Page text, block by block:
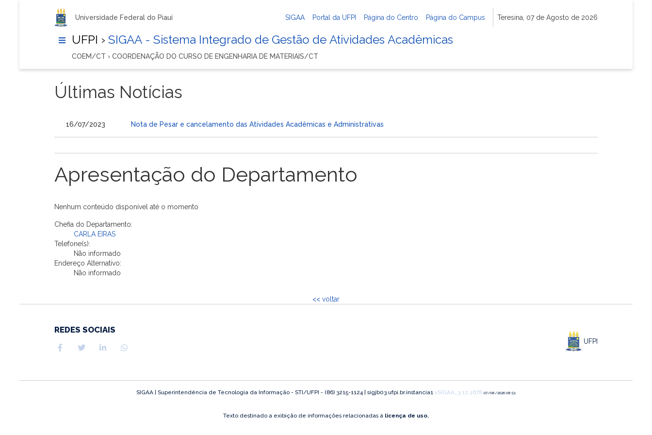
Universidade Federal do Piauí SIGAA Portal da UFPI Página do Centro Página do Campus Teresina, 07 de Agosto de 2026
UFPI › SIGAA - Sistema Integrado de Gestão de Atividades Acadêmicas
COEM/CT › COORDENAÇÃO DO CURSO DE ENGENHARIA DE MATERIAIS/CT
Últimas Notícias
16/07/2023 Nota de Pesar e cancelamento das Atividades Acadêmicas e Administrativas
Apresentação do Departamento
Nenhum conteúdo disponível até o momento
Chefia do Departamento:
CARLA EIRAS
Telefone(s):
Não informado
Endereço Alternativo:
Não informado
<< voltar
REDES SOCIAIS
UFPI
SIGAA | Superintendência de Tecnologia da Informação - STI/UFPI - (86) 3215-1124 | sigjb03.ufpi.br.instancia1 vSIGAA_3.12.1678 07/08/2026 08:51
Texto destinado a exibição de informações relacionadas à licença de uso.